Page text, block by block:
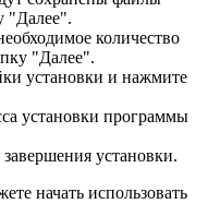
"Далее".
количество
"Далее".
установки и нажмите
установки программы
установки.
начать использовать